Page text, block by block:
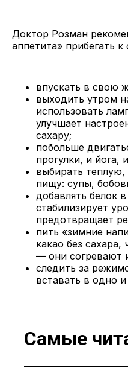
Доктор Розман
аппетита» прибегать
впускать в свою
выходить утром
использовать
улучшает
сахару;
побольше
прогулки, и йога,
выбирать
пищу: супы,
добавлять белок
стабилизирует
предотвращает
пить «зимние
какао без
— они согревают
следить за
вставать в одно
Самые